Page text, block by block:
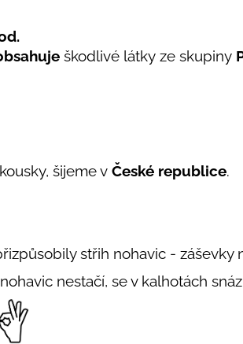
škodlivé látky ze skupiny
šijeme v České republice.
střih nohavic - záševky
nestačí, se v kalhotách